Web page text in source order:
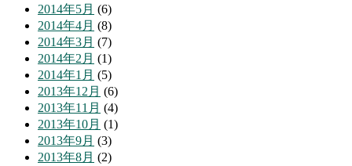
2014年5月 (6)
2014年4月 (8)
2014年3月 (7)
2014年2月 (1)
2014年1月 (5)
2013年12月 (6)
2013年11月 (4)
2013年10月 (1)
2013年9月 (3)
2013年8月 (2)